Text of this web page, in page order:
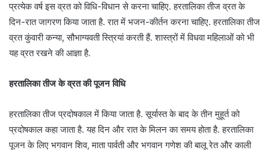
प्रत्येक वर्ष इस व्रत को विधि-विधान से करना चाहिए. हरतालिका तीज व्रत के
दिन-रात जागरण किया जाता है. रात में भजन-कीर्तन करना चाहिए. हरतालिका तीज
व्रत कुंवारी कन्या, सौभाग्यवती स्त्रियां करती हैं. शास्त्रों में विधवा महिलाओं को भी
यह व्रत रखने की आज्ञा है.
हरतालिका तीज के व्रत की पूजन विधि
हरतालिका तीज प्रदोषकाल में किया जाता है. सूर्यास्त के बाद के तीन मुहूर्त को
प्रदोषकाल कहा जाता है. यह दिन और रात के मिलन का समय होता है. हरतालिका
पूजन के लिए भगवान शिव, माता पार्वती और भगवान गणेश की बालू रेत और काली